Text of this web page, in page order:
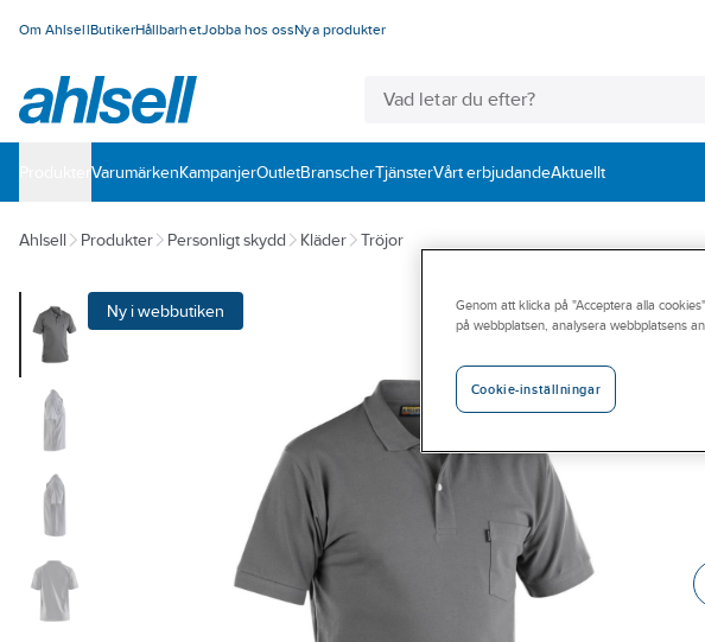
Om AhlsellButikerHållbarhetJobba hos ossNya produkter
VarumärkenKampanjerOutletBranscherTjänsterVårt erbjudandeAktuellt
Ahlsell Produkter Personligt skydd Kläder Tröjor
Ny i webbutiken
Genom att klicka på "Acceptera alla
på webbplatsen, analysera webbplatsens
Cookie-inställningar